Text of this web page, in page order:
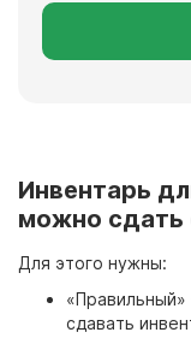
Инвентарь
можно сдать
Для этого нужны:
сдавать